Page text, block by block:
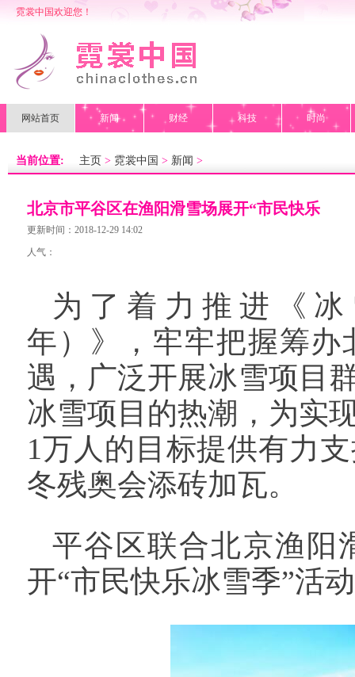
霓裳中国欢迎您！
网站首页 新闻 财经 科技 时尚
当前位置: 主页 > 霓裳中国 > 新闻 >
北京市平谷区在渔阳滑雪场展开“市民快乐
冰雪季”活动
更新时间：2018-12-29 14:02
人气：
为了着力推进《冰
年）》，牢牢把握筹办
遇，广泛开展冰雪项目
冰雪项目的热潮，为实
1万人的目标提供有力
冬残奥会添砖加瓦。
平谷区联合北京渔阳
开“市民快乐冰雪季”活动